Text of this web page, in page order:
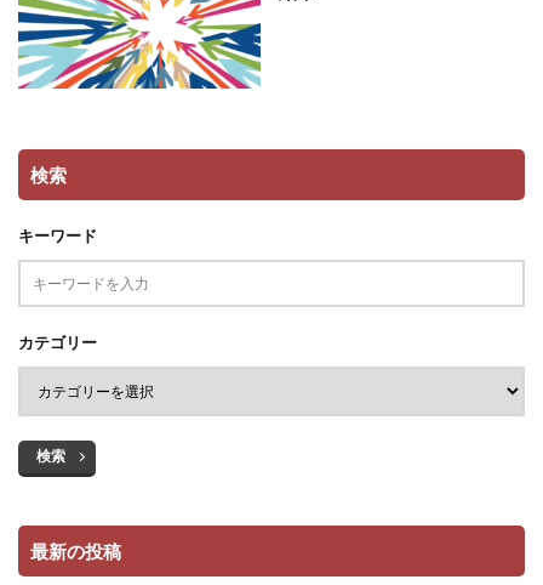
検索
キーワード
カテゴリー
検索
最新の投稿